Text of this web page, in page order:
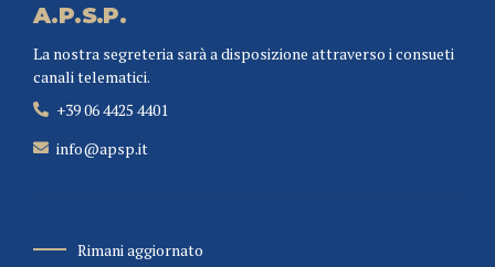
A.P.S.P.
La nostra segreteria sarà a disposizione attraverso i consueti
canali telematici.
+39 06 4425 4401
info@apsp.it
Rimani aggiornato